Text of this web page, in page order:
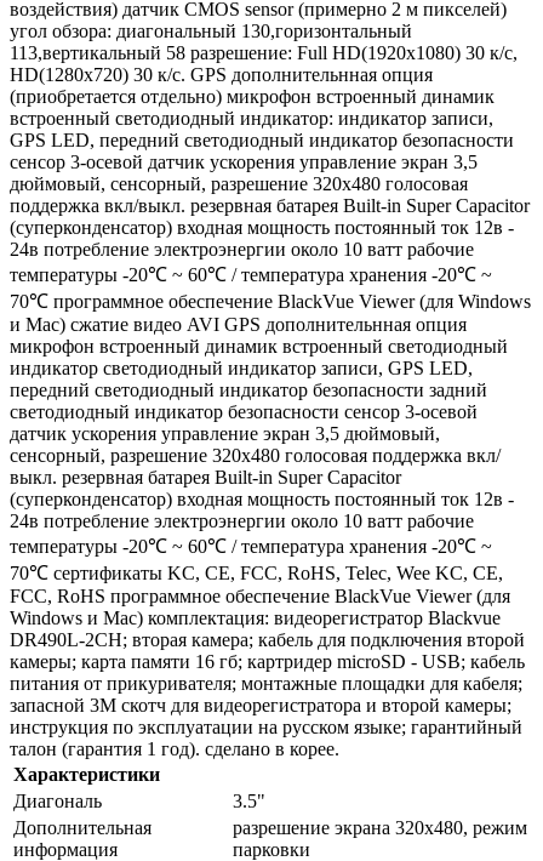
воздействия) датчик CMOS sensor (примерно 2 м пикселей)
угол обзора: диагональный 130,горизонтальный
113,вертикальный 58 разрешение: Full HD(1920x1080) 30 к/с,
HD(1280x720) 30 к/с. GPS дополнительнная опция
(приобретается отдельно) микрофон встроенный динамик
встроенный светодиодный индикатор: индикатор записи,
GPS LED, передний светодиодный индикатор безопасности
сенсор 3-осевой датчик ускорения управление экран 3,5
дюймовый, сенсорный, разрешение 320x480 голосовая
поддержка вкл/выкл. резервная батарея Built-in Super Capacitor
(суперконденсатор) входная мощность постоянный ток 12в -
24в потребление электроэнергии около 10 ватт рабочие
температуры -20℃ ~ 60℃ / температура хранения -20℃ ~
70℃ программное обеспечение BlackVue Viewer (для Windows
и Mac) сжатие видео AVI GPS дополнительнная опция
микрофон встроенный динамик встроенный светодиодный
индикатор светодиодный индикатор записи, GPS LED,
передний светодиодный индикатор безопасности задний
светодиодный индикатор безопасности сенсор 3-осевой
датчик ускорения управление экран 3,5 дюймовый,
сенсорный, разрешение 320x480 голосовая поддержка вкл/
выкл. резервная батарея Built-in Super Capacitor
(суперконденсатор) входная мощность постоянный ток 12в -
24в потребление электроэнергии около 10 ватт рабочие
температуры -20℃ ~ 60℃ / температура хранения -20℃ ~
70℃ сертификаты KC, CE, FCC, RoHS, Telec, Wee KC, CE,
FCC, RoHS программное обеспечение BlackVue Viewer (для
Windows и Mac) комплектация: видеорегистратор Blackvue
DR490L-2CH; вторая камера; кабель для подключения второй
камеры; карта памяти 16 гб; картридер microSD - USB; кабель
питания от прикуривателя; монтажные площадки для кабеля;
запасной 3M скотч для видеорегистратора и второй камеры;
инструкция по эксплуатации на русском языке; гарантийный
талон (гарантия 1 год). сделано в корее.
Характеристики
Диагональ
3.5"
Дополнительная
информация
разрешение экрана 320х480, режим
парковки